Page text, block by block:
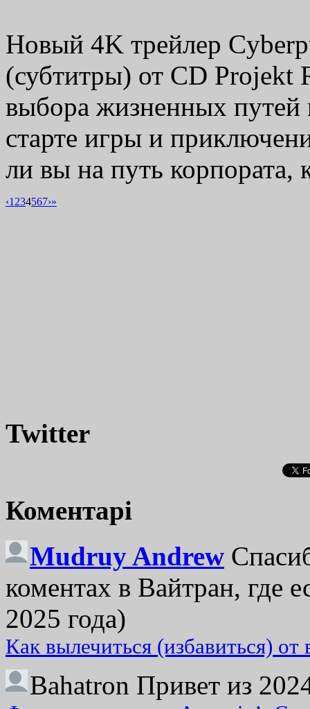
Новый 4K трейлер
(субтитры) от CD Projekt
выбора жизненных путей
старте игры и
ли вы на путь
‹1 234567›»
Twitter
Коментарі
Mudruy Andrew
коментах в Вайтран, где
2025 года)
Как вылечиться (избавиться)
Bahatron Привет из